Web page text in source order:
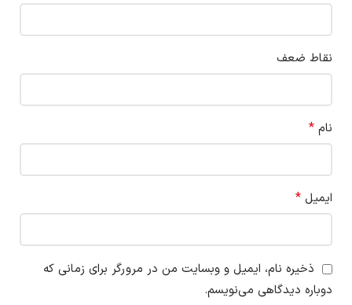
نقاط ضعف
نام *
ایمیل *
ذخیره نام، ایمیل و وبسایت من در مرورگر برای زمانی که
دوباره دیدگاهی می‌نویسم.